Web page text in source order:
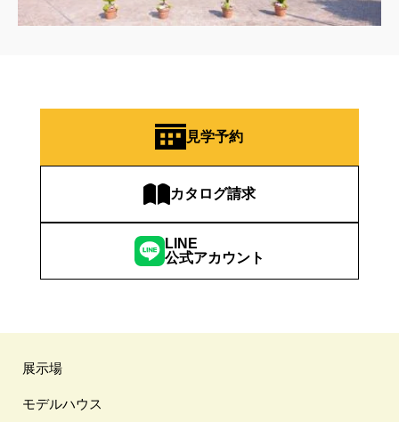
見学予約
カタログ請求
LINE
公式アカウント
展示場
モデルハウス